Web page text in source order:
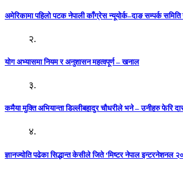
अमेरिकामा पहिलो पटक नेपाली काँग्रेस न्यूयोर्क–दाङ सम्पर्क
२.
योग अभ्यासमा नियम र अनुशासन महत्वपूर्ण – खनाल
३.
कमैया मुक्ति अभियान्ता डिल्लीबहादुर चौधरीले भने – उनीहरु फेरि
४.
ज्ञानज्योति पढेका सिद्धान्त केसीले जिते ‘मिष्टर नेपाल इन्टरनेशनल